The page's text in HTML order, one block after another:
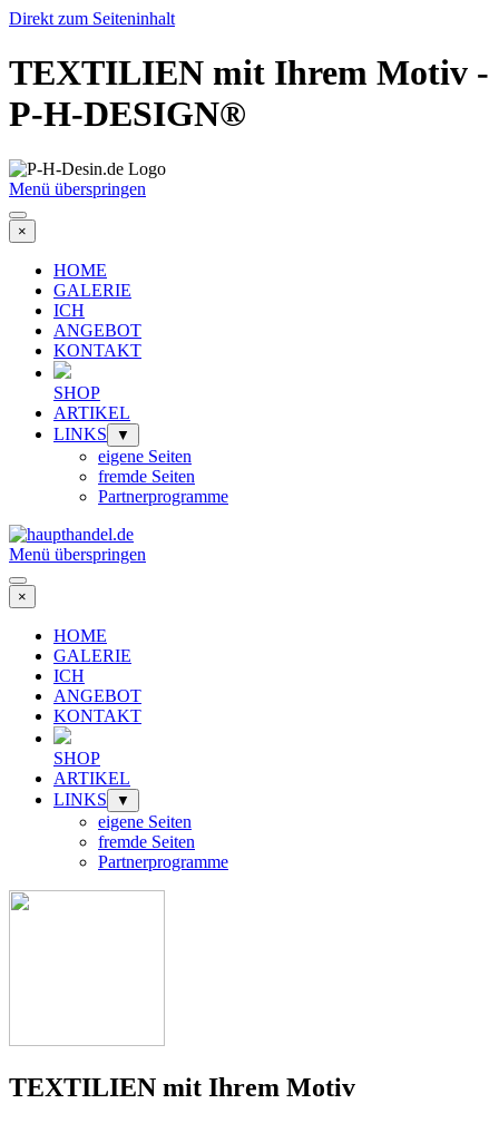
Direkt zum Seiteninhalt
TEXTILIEN mit Ihrem Motiv -
P-H-DESIGN®
Menü überspringen
×
HOME
GALERIE
ICH
ANGEBOT
KONTAKT
SHOP
ARTIKEL
LINKS
▼
eigene Seiten
fremde Seiten
Partnerprogramme
Menü überspringen
×
HOME
GALERIE
ICH
ANGEBOT
KONTAKT
SHOP
ARTIKEL
LINKS
▼
eigene Seiten
fremde Seiten
Partnerprogramme
TEXTILIEN mit Ihrem Motiv